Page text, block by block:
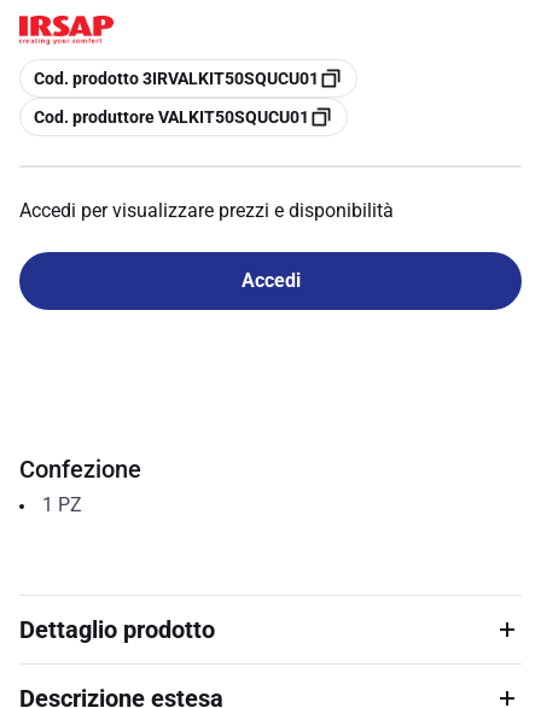
copia
Cod. prodotto 3IRVALKIT50SQUCU01
copia
Cod. produttore VALKIT50SQUCU01
Accedi per visualizzare prezzi e disponibilità
Accedi
Confezione
1 PZ
Dettaglio prodotto
Descrizione estesa